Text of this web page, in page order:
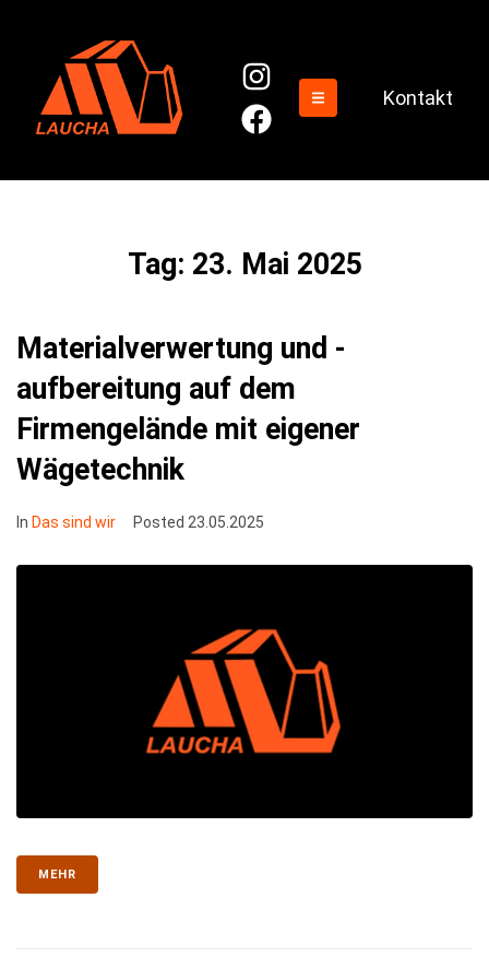
Kontakt
Tag: 23. Mai 2025
Materialverwertung und -
aufbereitung auf dem
Firmengelände mit eigener
Wägetechnik
In Das sind wir Posted 23.05.2025
MEHR